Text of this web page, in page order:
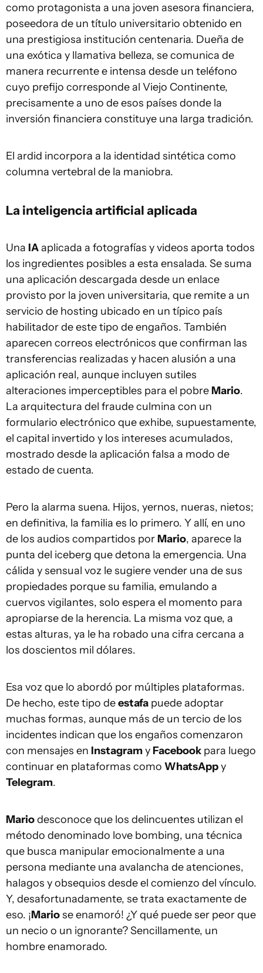
como protagonista a una joven asesora financiera,
poseedora de un título universitario obtenido en
una prestigiosa institución centenaria. Dueña de
una exótica y llamativa belleza, se comunica de
manera recurrente e intensa desde un teléfono
cuyo prefijo corresponde al Viejo Continente,
precisamente a uno de esos países donde la
inversión financiera constituye una larga tradición.
El ardid incorpora a la identidad sintética como
columna vertebral de la maniobra.
La inteligencia artificial aplicada
Una IAaplicada a fotografías y videos aporta todos
los ingredientes posibles a esta ensalada. Se suma
una aplicación descargada desde un enlace
provisto por la joven universitaria, que remite a un
servicio de hosting ubicado en un típico país
habilitador de este tipo de engaños. También
aparecen correos electrónicos que confirman las
transferencias realizadas y hacen alusión a una
aplicación real, aunque incluyen sutiles
alteraciones imperceptibles para el pobre Mario.
La arquitectura del fraude culmina con un
formulario electrónico que exhibe, supuestamente,
el capital invertido y los intereses acumulados,
mostrado desde la aplicación falsa a modo de
estado de cuenta.
Pero la alarma suena. Hijos, yernos, nueras, nietos;
en definitiva, la familia es lo primero. Y allí, en uno
de los audios compartidos por Mario, aparece la
punta del iceberg que detona la emergencia. Una
cálida y sensual voz le sugiere vender una de sus
propiedades porque su familia, emulando a
cuervos vigilantes, solo espera el momento para
apropiarse de la herencia. La misma voz que, a
estas alturas, ya le ha robado una cifra cercana a
los doscientos mil dólares.
Esa voz que lo abordó por múltiples plataformas.
De hecho, este tipo deestafa puede adoptar
muchas formas, aunque más de un tercio de los
incidentes indican que los engaños comenzaron
con mensajes en Instagramy Facebook para luego
continuar en plataformas como WhatsAppy
Telegram.
Mariodesconoce que los delincuentes utilizan el
método denominado love bombing, una técnica
que busca manipular emocionalmente a una
persona mediante una avalancha de atenciones,
halagos y obsequios desde el comienzo del vínculo.
Y, desafortunadamente, se trata exactamente de
eso. ¡Mariose enamoró! ¿Y qué puede ser peor que
un necio o un ignorante? Sencillamente, un
hombre enamorado.